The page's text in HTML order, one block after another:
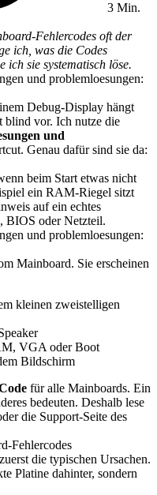
3 Min.
Fehlercodes oft der
ich, was die Codes
ich sie systematisch löse.
und problemloesungen:
Debug-Display hängt
blind vor. Ich nutze die
und
Genau dafür sind sie da:
beim Start etwas nicht
ein RAM-Riegel sitzt
auf ein echtes
BIOS oder Netzteil.
und problemloesungen:
Mainboard. Sie erscheinen
kleinen zweistelligen
VGA oder Boot
Bildschirm
für alle Mainboards. Ein
bedeuten. Deshalb lese
die Support-Seite des
Fehlercodes
die typischen Ursachen.
Platine dahinter, sondern